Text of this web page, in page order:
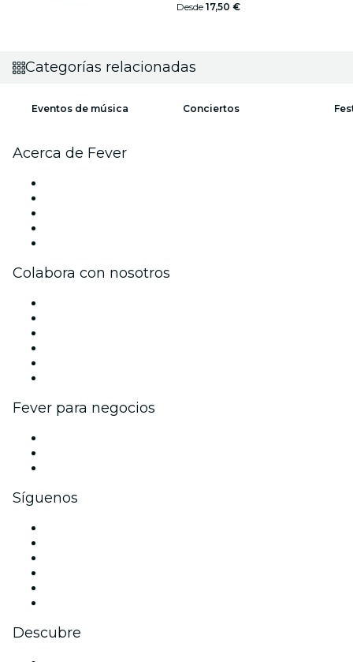
Desde 17,50 €
Categorías relacionadas
Eventos de música Conciertos
Acerca de Fever
Colabora con nosotros
Fever para negocios
Síguenos
Descubre